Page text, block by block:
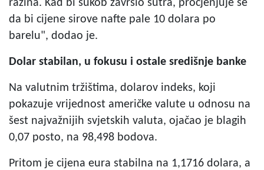
razina. Kad bi sukob završio sutra, procjenjuje se
da bi cijene sirove nafte pale 10 dolara po
barelu", dodao je.
Dolar stabilan, u fokusu i ostale središnje banke
Na valutnim tržištima, dolarov indeks, koji
pokazuje vrijednost američke valute u odnosu na
šest najvažnijih svjetskih valuta, ojačao je blagih
0,07 posto, na 98,498 bodova.
Pritom je cijena eura stabilna na 1,1716 dolara, a